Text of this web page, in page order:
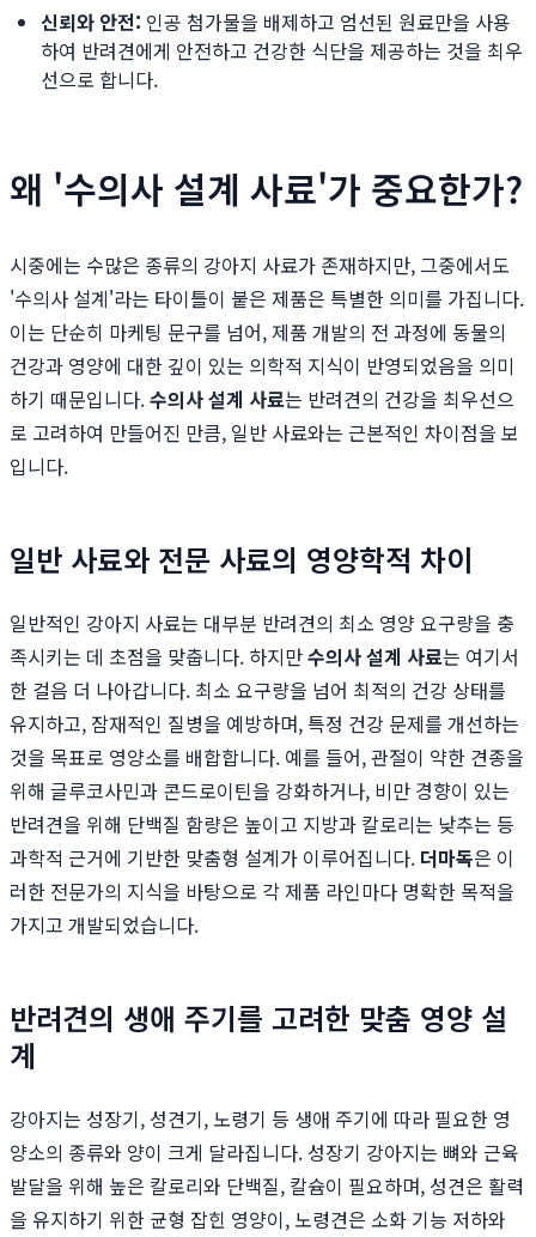
신뢰와 안전: 인공 첨가물을 배제하고 엄선된 원료만을 사용
하여 반려견에게 안전하고 건강한 식단을 제공하는 것을 최우
선으로 합니다.
왜 '수의사 설계 사료'가 중요한가?
시중에는 수많은 종류의 강아지 사료가 존재하지만, 그중에서도
'수의사 설계'라는 타이틀이 붙은 제품은 특별한 의미를 가집니다.
이는 단순히 마케팅 문구를 넘어, 제품 개발의 전 과정에 동물의
건강과 영양에 대한 깊이 있는 의학적 지식이 반영되었음을 의미
하기 때문입니다.수의사 설계 사료는 반려견의 건강을 최우선으
로 고려하여 만들어진 만큼, 일반 사료와는 근본적인 차이점을 보
입니다.
일반 사료와 전문 사료의 영양학적 차이
일반적인 강아지 사료는 대부분 반려견의 최소 영양 요구량을 충
족시키는 데 초점을 맞춥니다. 하지만수의사 설계 사료는 여기서
한 걸음 더 나아갑니다. 최소 요구량을 넘어 최적의 건강 상태를
유지하고, 잠재적인 질병을 예방하며, 특정 건강 문제를 개선하는
것을 목표로 영양소를 배합합니다. 예를 들어, 관절이 약한 견종을
위해 글루코사민과 콘드로이틴을 강화하거나, 비만 경향이 있는
반려견을 위해 단백질 함량은 높이고 지방과 칼로리는 낮추는 등
과학적 근거에 기반한 맞춤형 설계가 이루어집니다. 더마독은 이
러한 전문가의 지식을 바탕으로 각 제품 라인마다 명확한 목적을
가지고 개발되었습니다.
반려견의 생애 주기를 고려한 맞춤 영양 설
계
강아지는 성장기, 성견기, 노령기 등 생애 주기에 따라 필요한 영
양소의 종류와 양이 크게 달라집니다. 성장기 강아지는 뼈와 근육
발달을 위해 높은 칼로리와 단백질, 칼슘이 필요하며, 성견은 활력
을 유지하기 위한 균형 잡힌 영양이, 노령견은 소화 기능 저하와